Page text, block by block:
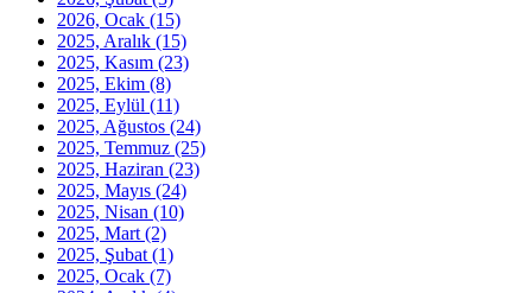
2026, Ocak (15)
2025, Aralık (15)
2025, Kasım (23)
2025, Ekim (8)
2025, Eylül (11)
2025, Ağustos (24)
2025, Temmuz (25)
2025, Haziran (23)
2025, Mayıs (24)
2025, Nisan (10)
2025, Mart (2)
2025, Şubat (1)
2025, Ocak (7)